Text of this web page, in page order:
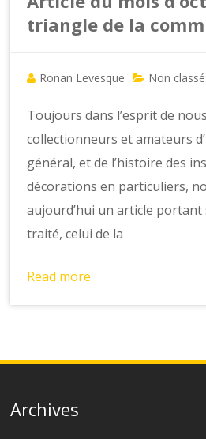
n
s
triangle de la
Ronan Levesque Non classé
Toujours dans l’esprit de
collectionneurs et amateurs
général, et de l’histoire des
décorations en particuliers,
aujourd’hui un article
traité, celui de la
Read more
Archives